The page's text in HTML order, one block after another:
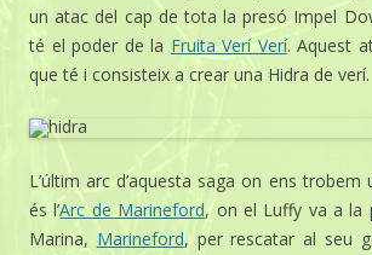
un atac del cap de tota la presó Impel
té el poder de la Fruita Verí Verí. Aquest
que té i consisteix a crear una Hidra de verí.
L’últim arc d’aquesta saga on ens
és l’Arc de Marineford, on el Luffy va a la
Marina, Marineford, per rescatar al seu